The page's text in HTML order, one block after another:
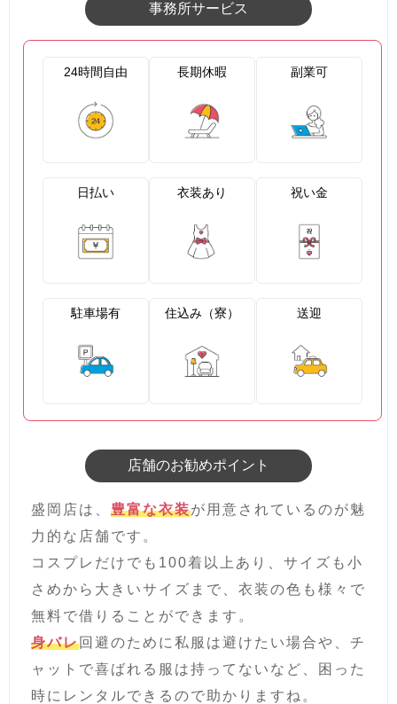
事務所サービス
24時間自由 長期休暇 副業可
日払い 衣装あり 祝い金
駐車場有 住込み（寮） 送迎
店舗のお勧めポイント
盛岡店は、 豊富な衣装が用意されているのが魅
力的な店舗です。
コスプレだけでも100着以上あり、サイズも小
さめから大きいサイズまで、衣装の色も様々で
無料で借りることができます。
身バレ回避のために私服は避けたい場合や、チ
ャットで喜ばれる服は持ってないなど、困った
時にレンタルできるので助かりますね。